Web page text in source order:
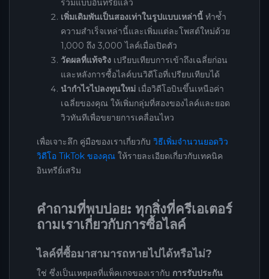
ร่วมแบบอินทรีย์แล้ว
เพิ่มเดิมพันเป็นสองเท่าในรูปแบบเหล่านี้ ทำซ้ำ
ความสำเร็จเหล่านี้และเพิ่มแต่ละโพสต์ใหม่ด้วย
1,000 ถึง 3,000 ไลค์เมื่อเปิดตัว
วัดผลที่แท้จริง เปรียบเทียบการเข้าถึงเฉลี่ยก่อน
และหลังการซื้อไลค์บนวิดีโอที่เปรียบเทียบได้
นำกำไรไปลงทุนใหม่ เมื่อวิดีโอบินขึ้นเหนือค่า
เฉลี่ยของคุณ ให้เพิ่มกลุ่มที่สองของไลค์และยอด
วิวทันทีเพื่อขยายการเคลื่อนไหว
เพื่อเจาะลึก คู่มือของเราเกี่ยวกับ วิธีเพิ่มจำนวนยอดวิว
วิดีโอ TikTok ของคุณ ให้รายละเอียดเกี่ยวกับเทคนิค
อินทรีย์เสริม
คำถามที่พบบ่อย: ทุกสิ่งที่ครีเอเตอร์
ถามเราเกี่ยวกับการซื้อไลค์
ไลค์ที่ซื้อมาสามารถหายไปได้หรือไม่?
ใช่ ซึ่งเป็นเหตุผลที่แพ็คเกจของเรากับ การรับประกัน